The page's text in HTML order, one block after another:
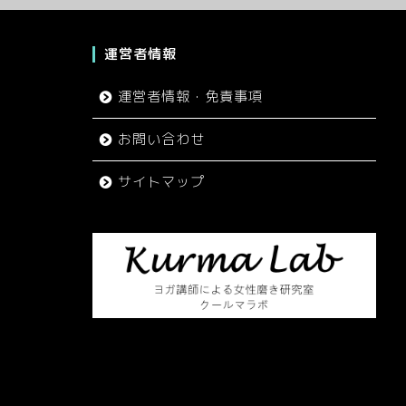
運営者情報
運営者情報・免責事項
お問い合わせ
サイトマップ